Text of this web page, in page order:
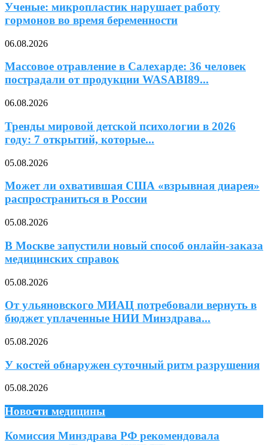
Ученые: микропластик нарушает работу
гормонов во время беременности
06.08.2026
Массовое отравление в Салехарде: 36 человек
пострадали от продукции WASABI89...
06.08.2026
Тренды мировой детской психологии в 2026
году: 7 открытий, которые...
05.08.2026
Может ли охватившая США «взрывная диарея»
распространиться в России
05.08.2026
В Москве запустили новый способ онлайн-заказа
медицинских справок
05.08.2026
От ульяновского МИАЦ потребовали вернуть в
бюджет уплаченные НИИ Минздрава...
05.08.2026
У костей обнаружен суточный ритм разрушения
05.08.2026
Новости медицины
Комиссия Минздрава РФ рекомендовала